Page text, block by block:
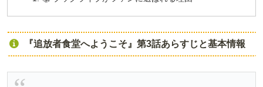
『追放者食堂へようこそ』第3話あらすじと基本情報